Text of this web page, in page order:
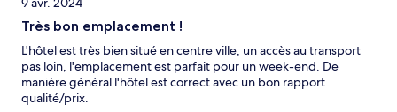
Très bon emplacement !
L'hôtel est très bien situé en centre ville, un accès au transport
pas loin, l'emplacement est parfait pour un week-end. De
manière général l'hôtel est correct avec un bon rapport
qualité/prix.